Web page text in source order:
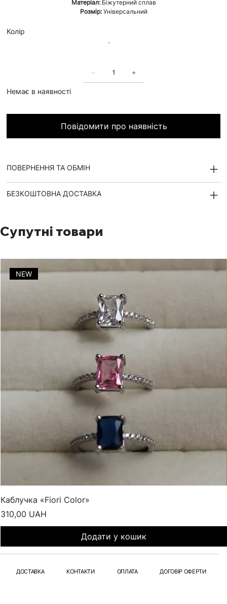
Матеріал: Біжутерний сплав
Розмір:Універсальний
Колір
Немає в наявності
Повідомити про наявність
ПОВЕРНЕННЯ ТА ОБМІН
БЕЗКОШТОВНА ДОСТАВКА
Супутні товари
NEW
Каблучка «Fiori Color»
Ціна
310,00 UAH
Додати у кошик
ДОСТАВКА КОНТАКТИ ОПЛАТА ДОГОВІР ОФЕРТИ